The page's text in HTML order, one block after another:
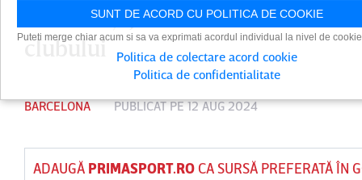
mai titraţi jucători din istoria
clubului
BARCELONA PUBLICAT PE 12 AUG 2024
ADAUGĂ PRIMASPORT.ROCA SURSĂ PREFERATĂ ÎN
SUNT DE ACORD CU POLITICA DE COOKIE
Puteti merge chiar acum si sa va exprimati acordul individual la nivel de
Politica de colectare acord cookie
Politica de confidentialitate